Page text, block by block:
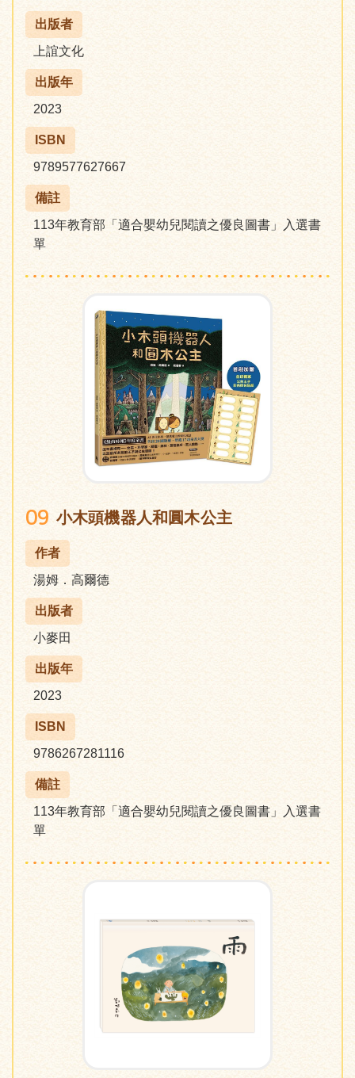
出版者
上誼文化
出版年
2023
ISBN
9789577627667
備註
113年教育部「適合嬰幼兒閱讀之優良圖書」入選書
單
09 小木頭機器人和圓木公主
作者
湯姆．高爾德
出版者
小麥田
出版年
2023
ISBN
9786267281116
備註
113年教育部「適合嬰幼兒閱讀之優良圖書」入選書
單